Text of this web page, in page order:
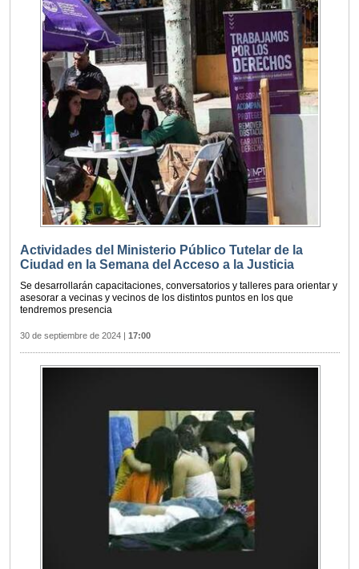
Actividades del Ministerio Público Tutelar de la
Ciudad en la Semana del Acceso a la Justicia
Se desarrollarán capacitaciones, conversatorios y talleres para orientar y
asesorar a vecinas y vecinos de los distintos puntos en los que
tendremos presencia
30 de septiembre de 2024 | 17:00